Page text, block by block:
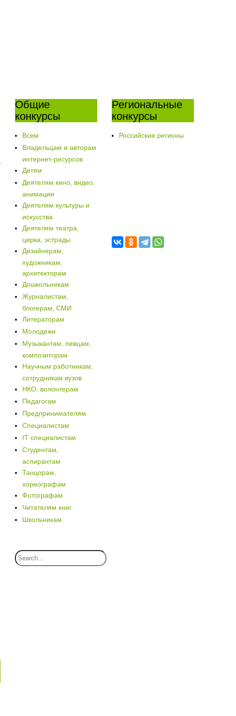
Общие
конкурсы
Всем
Владельцам и авторам
интернет-ресурсов
Детям
Деятелям кино, видео,
анимации
Деятелям культуры и
искусства
Деятелям театра,
цирка, эстрады
Дизайнерам,
художникам,
архитекторам
Дошкольникам
Журналистам,
блогерам, СМИ
Литераторам
Молодежи
Музыкантам, певцам,
композиторам
Научным работникам,
сотрудникам вузов
НКО, волонтерам
Педагогам
Предпринимателям
Специалистам
IT специалистам
Студентам,
аспирантам
Танцорам,
хореографам
Фотографам
Читателям книг
Школьникам
Региональные
конкурсы
Российские регионы